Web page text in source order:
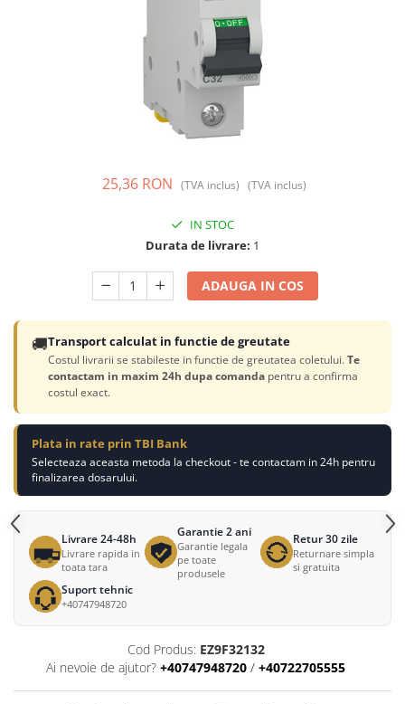
Întrerupătoare25,36 RON (TVA inclus) (TVA inclus)
IN STOC
Durata de livrare: 1
ADAUGA IN COS
🚚Transport calculat in functie de greutate
Costul livrarii se stabileste in functie de greutatea coletului.Te
contactam in maxim 24h dupa comanda pentru a confirma
costul exact.
Plata in rate prin TBI Bank
Selecteaza aceasta metoda la checkout - te contactam in 24h pentru
finalizarea dosarului.
Livrare 24-48h
Livrare rapida in
toata tara
Garantie 2 ani
Garantie legala
pe toate
produsele
Retur 30 zile
Returnare simpla
si gratuita
Suport tehnic
+40747948720
Cod Produs: EZ9F32132
Ai nevoie de ajutor? +40747948720 / +40722705555